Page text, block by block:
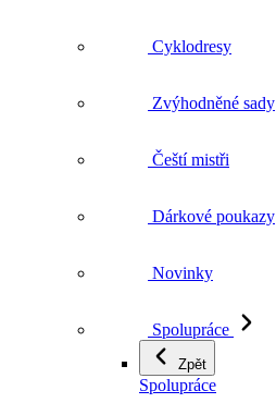
Cyklodresy
Zvýhodněné sady
Čeští mistři
Dárkové poukazy
Novinky
Spolupráce
Zpět
Spolupráce